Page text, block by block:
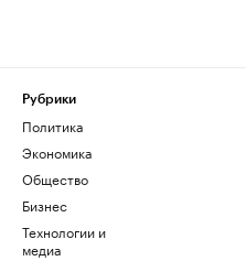
Рубрики
Политика
Экономика
Общество
Бизнес
Технологии и
медиа